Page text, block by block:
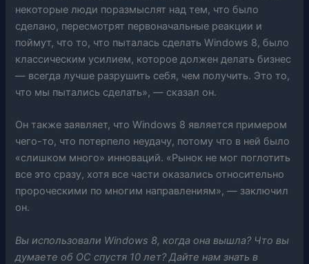
некоторые люди поразмыслят над тем, что было
сделано, пересмотрят первоначальные реакции и
поймут, что то, что пыталась сделать Windows 8, было
классическим усилием, которое должен делать бизнес
— всегда лучше разрушить себя, чем получить. Это то,
что мы пытались сделать», — сказал он.
Он также заявляет, что Windows 8 является примером
чего-то, что потерпело неудачу, потому что в ней было
«слишком много» инноваций. «Рынок не мог поглотить
все это сразу, хотя все части оказались относительно
пророческими по многим направлениям», — заключил
он.
Вы использовали Windows 8, когда она вышла? Что вы
думаете об ОС спустя 10 лет? Дайте нам знать в